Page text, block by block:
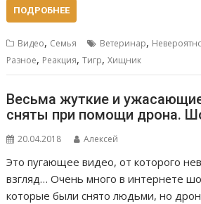
ПОДРОБНЕЕ
Видео, Семья Ветеринар,
Разное, Реакция,Тигр,Хищник
Весьма жуткие и
сняты при помощи дрона.
20.04.2018 Алексей
Это пугающее видео, от которого
взгляд… Очень много в интернете
которые были снято людьми, но